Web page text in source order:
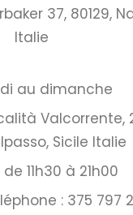
37, 80129,
Italie
au dimanche
Valcorrente,
Sicile Italie
11h30 à 21h00
: 375 797